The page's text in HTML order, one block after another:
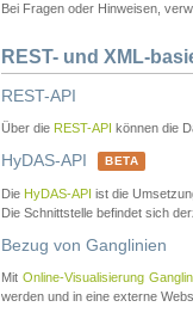
Bei Fragen oder Hinweisen,
REST- und XML-
REST-API
Über die REST-API können die
HyDAS-API BETA
Die HyDAS-API ist die
Die Schnittstelle befindet sich
Bezug von Ganglinien
MitOnline-Visualisierung
werden und in eine externe